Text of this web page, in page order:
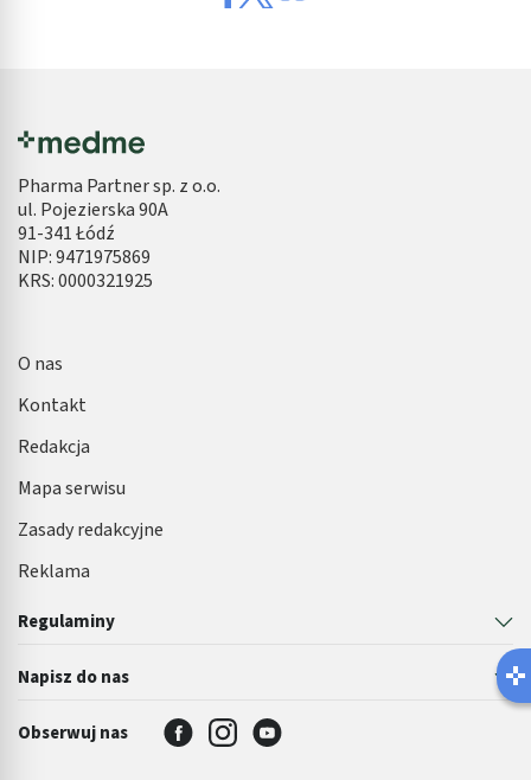
Pharma Partner sp. z o.o.
ul. Pojezierska 90A
91-341 Łódź
NIP: 9471975869
KRS: 0000321925
Regulaminy
Napisz do nas
O nas
Kontakt
Redakcja
Mapa serwisu
Zasady redakcyjne
Reklama
Obserwuj nas